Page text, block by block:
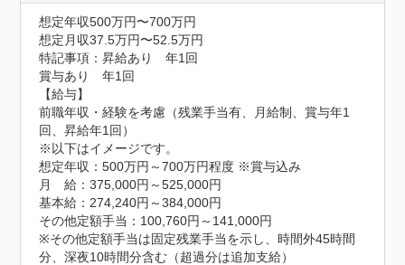
想定年収500万円〜700万円
想定月収37.5万円〜52.5万円
特記事項：昇給あり　年1回
賞与あり　年1回
【給与】
前職年収・経験を考慮（残業手当有、月給制、賞与年1
回、昇給年1回）
※以下はイメージです。
想定年収：500万円～700万円程度 ※賞与込み
月　給：375,000円～525,000円
基本給：274,240円～384,000円
その他定額手当：100,760円～141,000円
※その他定額手当は固定残業手当を示し、時間外45時間
分、深夜10時間分含む（超過分は追加支給）